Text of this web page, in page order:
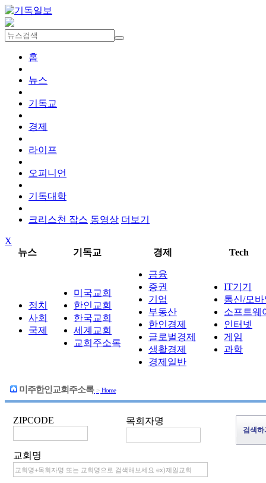
홈
뉴스
기독교
경제
라이프
오피니언
기독대학
크리스천 잡스 동영상 더보기
X
뉴스
기독교 경제 Tech
정치
사회
국제
미국교회
한인교회
한국교회
세계교회
교회주소록
금융
증권
기업
부동산
한인경제
글로벌경제
생활경제
경제일반
IT기기
통신/모
소프트웨
인터넷
게임
과학
미주한인교회주소록 > Home
ZIPCODE 목회자명
교회명